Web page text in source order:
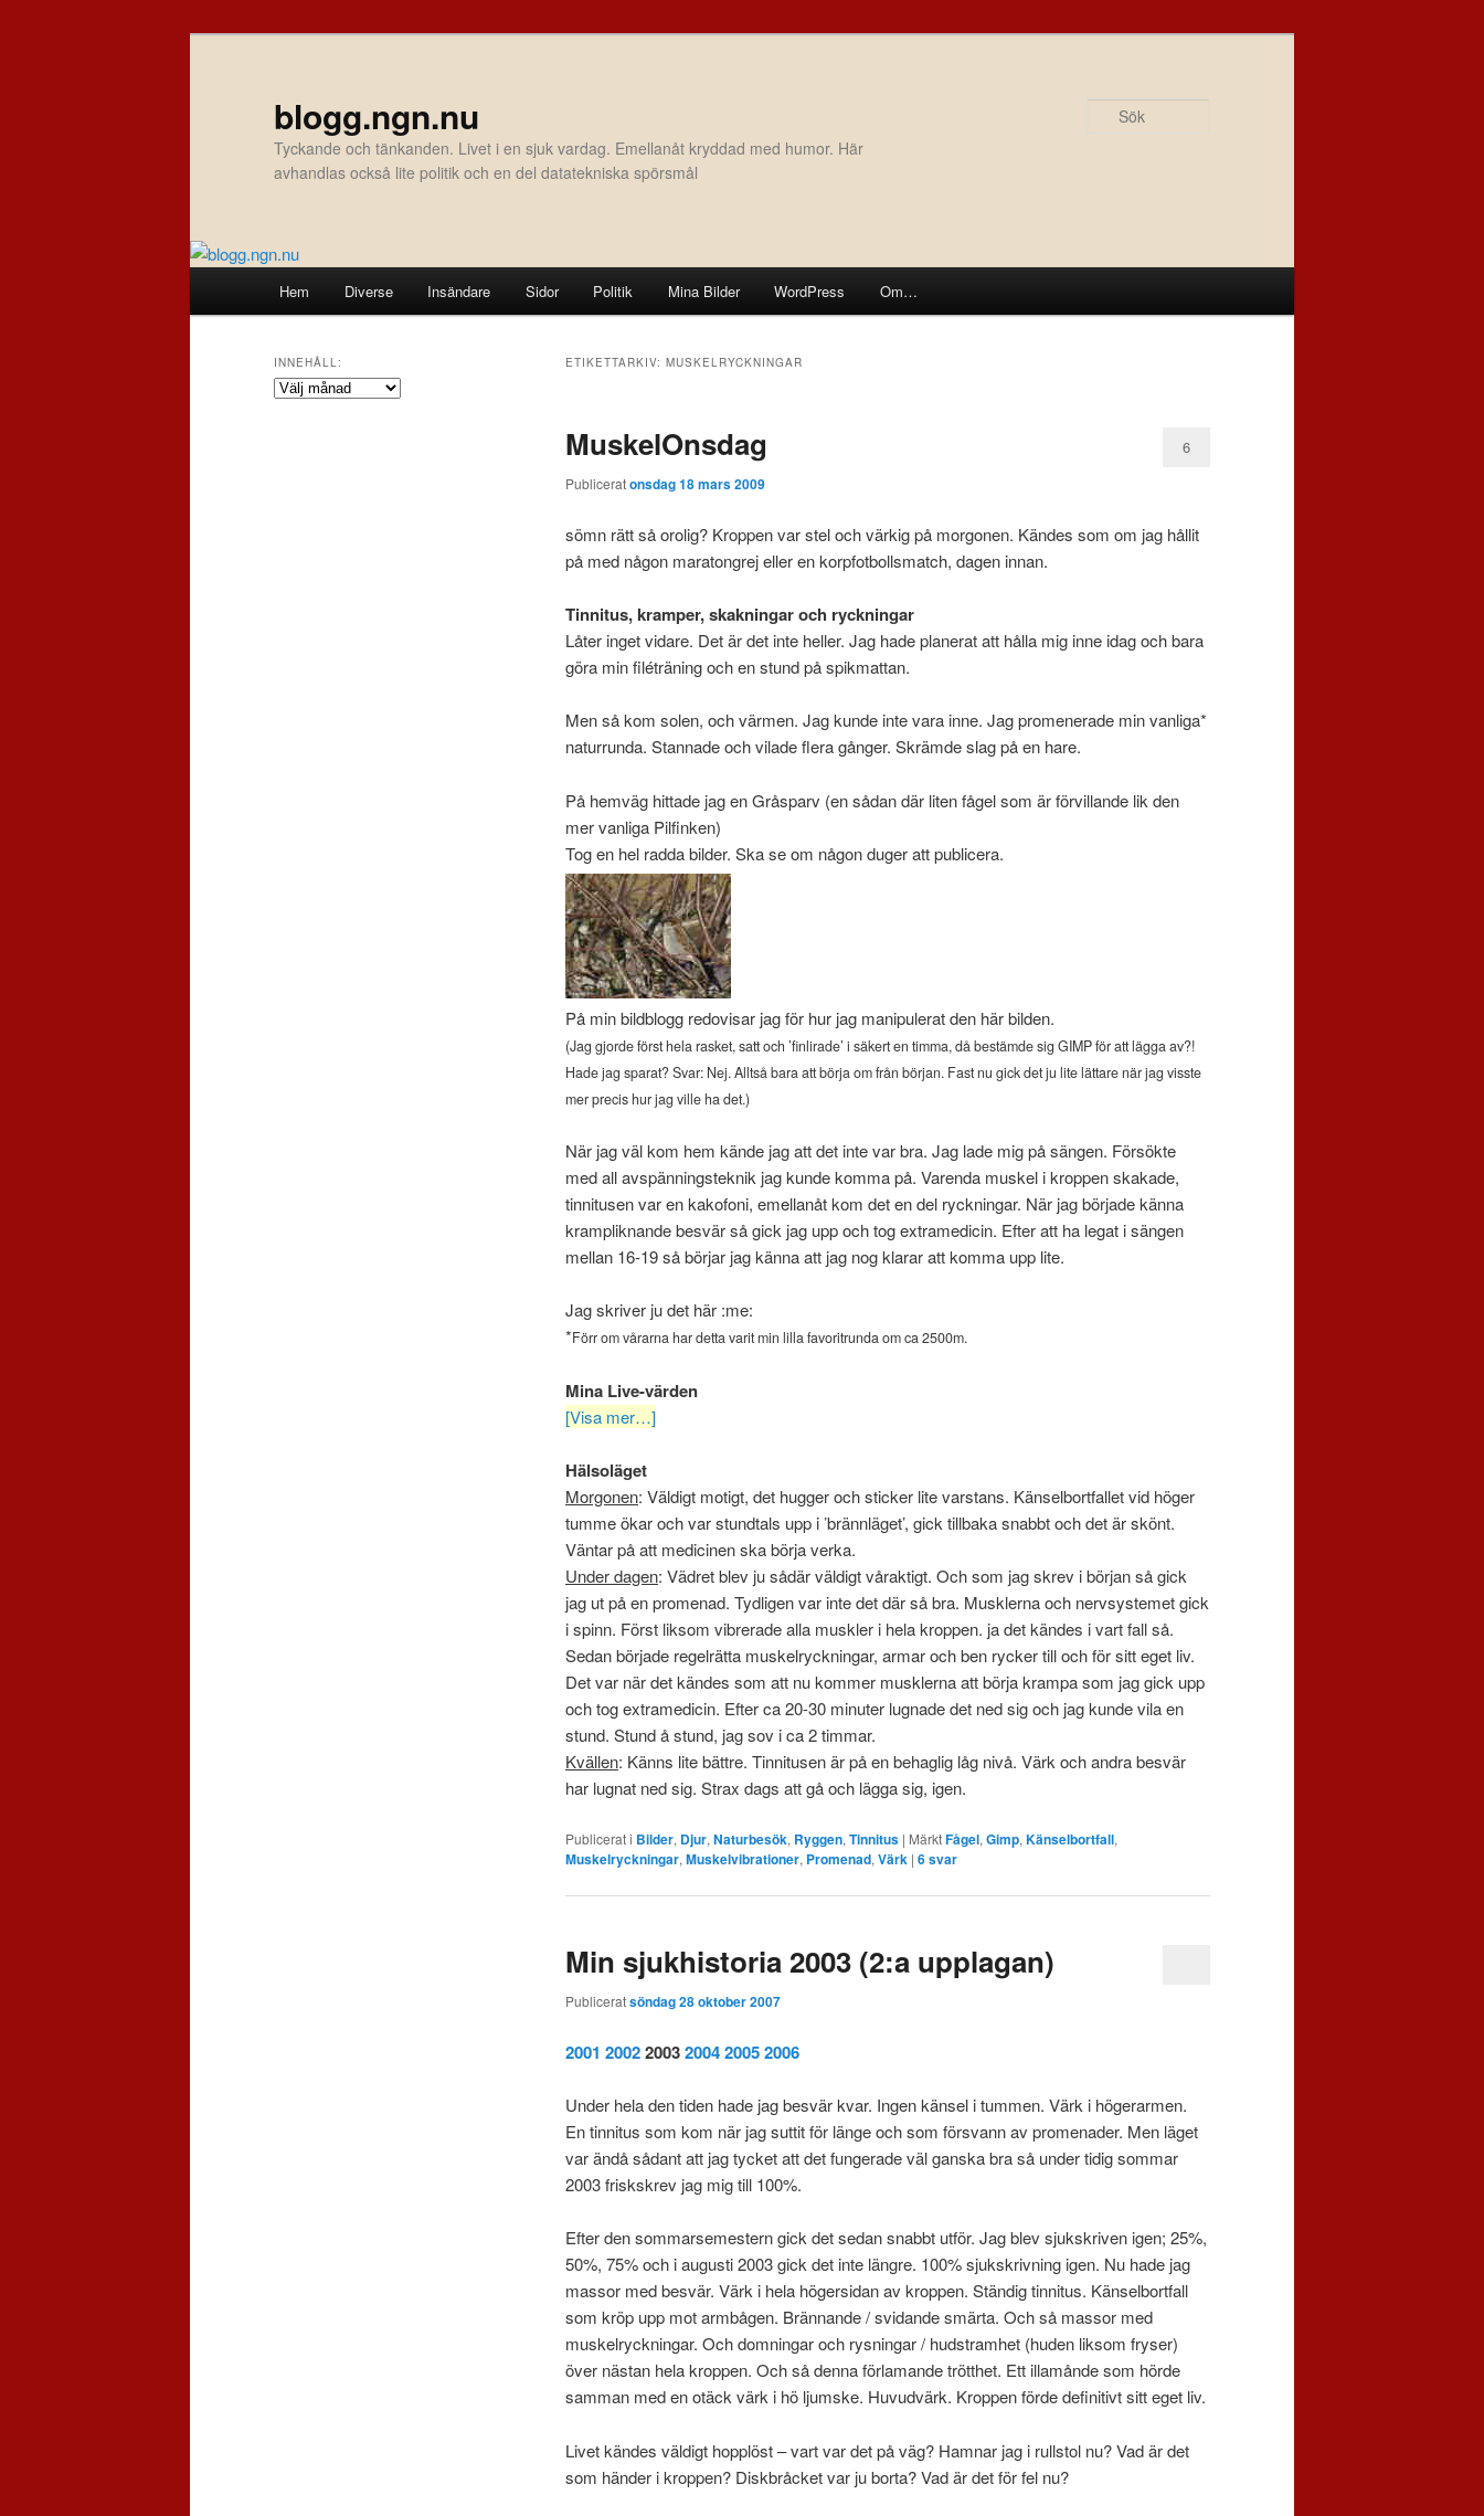
blogg.ngn.nu
Tyckande och tänkanden. Livet i en sjuk vardag. Emellanåt kryddad med humor. Här
avhandlas också lite politik och en del datatekniska spörsmål
Hem Diverse Insändare Sidor Politik Mina Bilder WordPress Om…
ETIKETTARKIV: MUSKELRYCKNINGAR
MuskelOnsdag
Publiceratonsdag 18 mars 2009
6
sömn rätt så orolig? Kroppen var stel och värkig på morgonen. Kändes som om jag hållit
på med någon maratongrej eller en korpfotbollsmatch, dagen innan.
Tinnitus, kramper, skakningar och ryckningar
Låter inget vidare. Det är det inte heller. Jag hade planerat att hålla mig inne idag och bara
göra min filéträning och en stund på spikmattan.
Men så kom solen, och värmen. Jag kunde inte vara inne. Jag promenerade min vanliga*
naturrunda. Stannade och vilade flera gånger. Skrämde slag på en hare.
På hemväg hittade jag en Gråsparv (en sådan där liten fågel som är förvillande lik den
mer vanliga Pilfinken)
Tog en hel radda bilder. Ska se om någon duger att publicera.
På min bildblogg redovisar jag för hur jag manipulerat den här bilden.
(Jag gjorde först hela rasket, satt och ’finlirade’ i säkert en timma, då bestämde sig GIMP för att lägga av?!
Hade jag sparat? Svar: Nej. Alltså bara att börja om från början. Fast nu gick det ju lite lättare när jag visste
mer precis hur jag ville ha det.)
När jag väl kom hem kände jag att det inte var bra. Jag lade mig på sängen. Försökte
med all avspänningsteknik jag kunde komma på. Varenda muskel i kroppen skakade,
tinnitusen var en kakofoni, emellanåt kom det en del ryckningar. När jag började känna
krampliknande besvär så gick jag upp och tog extramedicin. Efter att ha legat i sängen
mellan 16-19 så börjar jag känna att jag nog klarar att komma upp lite.
Jag skriver ju det här :me:
*Förr om vårarna har detta varit min lilla favoritrunda om ca 2500m.
Mina Live-värden
[Visa mer…]
Hälsoläget
Morgonen: Väldigt motigt, det hugger och sticker lite varstans. Känselbortfallet vid höger
tumme ökar och var stundtals upp i ’brännläget’, gick tillbaka snabbt och det är skönt.
Väntar på att medicinen ska börja verka.
Under dagen: Vädret blev ju sådär väldigt våraktigt. Och som jag skrev i början så gick
jag ut på en promenad. Tydligen var inte det där så bra. Musklerna och nervsystemet gick
i spinn. Först liksom vibrerade alla muskler i hela kroppen. ja det kändes i vart fall så.
Sedan började regelrätta muskelryckningar, armar och ben rycker till och för sitt eget liv.
Det var när det kändes som att nu kommer musklerna att börja krampa som jag gick upp
och tog extramedicin. Efter ca 20-30 minuter lugnade det ned sig och jag kunde vila en
stund. Stund å stund, jag sov i ca 2 timmar.
Kvällen: Känns lite bättre. Tinnitusen är på en behaglig låg nivå. Värk och andra besvär
har lugnat ned sig. Strax dags att gå och lägga sig, igen.
Publicerat i Bilder, Djur, Naturbesök, Ryggen, Tinnitus | MärktFågel, Gimp, Känselbortfall,
Muskelryckningar, Muskelvibrationer, Promenad, Värk | 6svar
Min sjukhistoria 2003 (2:a upplagan)
Publiceratsöndag 28 oktober 2007
2001 20022003200420052006
Under hela den tiden hade jag besvär kvar. Ingen känsel i tummen. Värk i högerarmen.
En tinnitus som kom när jag suttit för länge och som försvann av promenader. Men läget
var ändå sådant att jag tycket att det fungerade väl ganska bra så under tidig sommar
2003 friskskrev jag mig till 100%.
Efter den sommarsemestern gick det sedan snabbt utför. Jag blev sjukskriven igen; 25%,
50%, 75% och i augusti 2003 gick det inte längre. 100% sjukskrivning igen. Nu hade jag
massor med besvär. Värk i hela högersidan av kroppen. Ständig tinnitus. Känselbortfall
som kröp upp mot armbågen. Brännande / svidande smärta. Och så massor med
muskelryckningar. Och domningar och rysningar / hudstramhet (huden liksom fryser)
över nästan hela kroppen. Och så denna förlamande trötthet. Ett illamånde som hörde
samman med en otäck värk i hö ljumske. Huvudvärk. Kroppen förde definitivt sitt eget liv.
Livet kändes väldigt hopplöst – vart var det på väg? Hamnar jag i rullstol nu? Vad är det
som händer i kroppen? Diskbråcket var ju borta? Vad är det för fel nu?
INNEHÅLL:
Innehåll: